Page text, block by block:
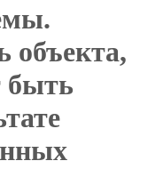
объекта,
быть